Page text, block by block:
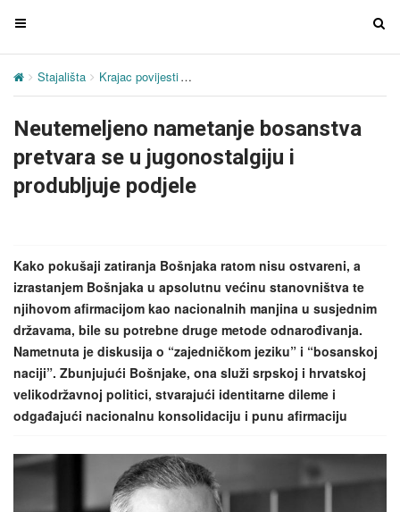
T
g
e
n
a
v
a
t
o
n
T
n
Stajališta Krajac povijesti
Neutemeljeno nametanje bosanstva
pretvara se u jugonostalgiju i
produbljuje podjele
Kako pokušaji zatiranja Bošnjaka ratom nisu ostvareni, a
izrastanjem Bošnjaka u apsolutnu većinu stanovništva te
njihovom afirmacijom kao nacionalnih manjina u susjednim
državama, bile su potrebne druge metode odnarođivanja.
Nametnuta je diskusija o “zajedničkom jeziku” i “bosanskoj
naciji”. Zbunjujući Bošnjake, ona služi srpskoj i hrvatskoj
velikodržavnoj politici, stvarajući identitarne dileme i
odgađajući nacionalnu konsolidaciju i punu afirmaciju